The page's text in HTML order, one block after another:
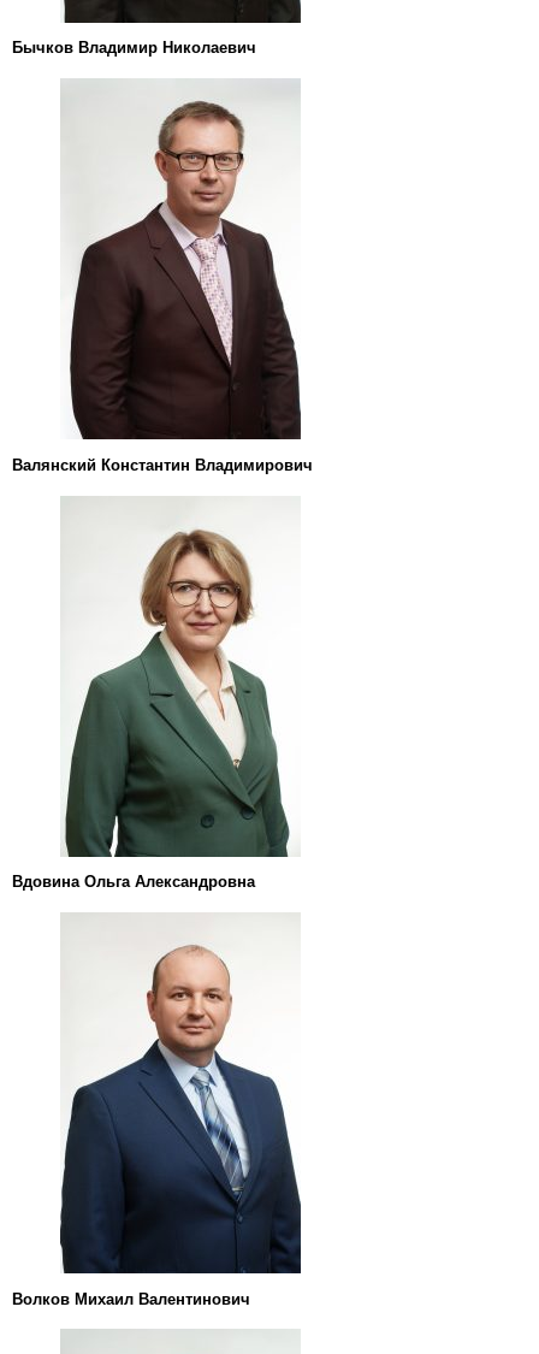
Бычков Владимир Николаевич
Валянский Константин Владимирович
Вдовина Ольга Александровна
Волков Михаил Валентинович